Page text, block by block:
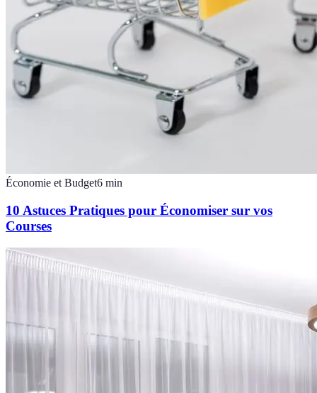
Économie et Budget6 min
10 Astuces Pratiques pour Économiser sur vos
Courses